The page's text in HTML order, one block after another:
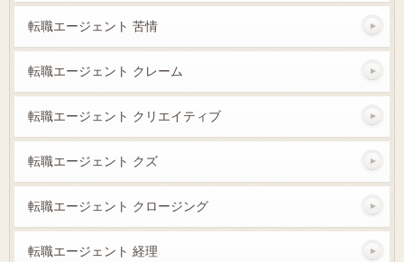
転職エージェント 苦情
転職エージェント クレーム
転職エージェント クリエイティブ
転職エージェント クズ
転職エージェント クロージング
転職エージェント 経理